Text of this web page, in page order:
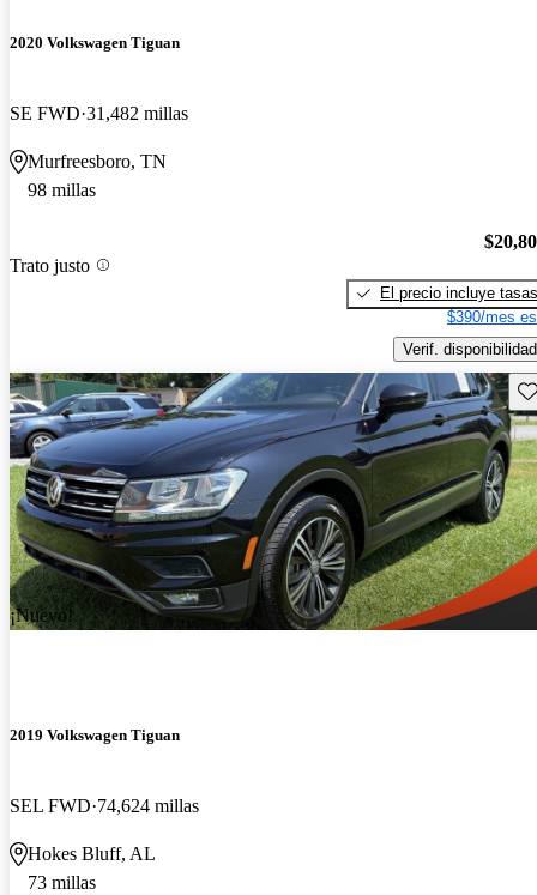
2020 Volkswagen Tiguan
SE FWD 31,482 millas
Murfreesboro, TN
98 millas
Trato justo
El precio incluye tasas
$390/mes
Verif. disponibilidad
¡Nuevo!
2019 Volkswagen Tiguan
SEL FWD 74,624 millas
Hokes Bluff, AL
73 millas